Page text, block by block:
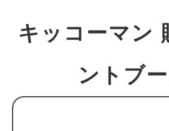
キッコーマン
ントブ